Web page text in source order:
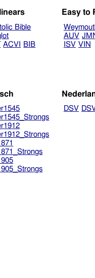
Bible
ACVI BIB
Easy to
AUV
ISV VIN
DSV